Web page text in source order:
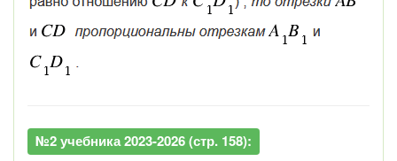
№2 учебника 2023-2026 (стр. 158):